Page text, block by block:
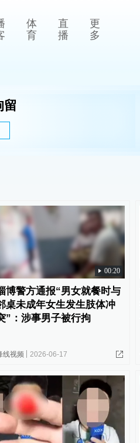
体
育
直
播
更
多
留
00:20
博警方通报“男女就餐时与
桌未成年女生发生肢体冲
”：涉事男子被行拘
线视频 2026-06-17